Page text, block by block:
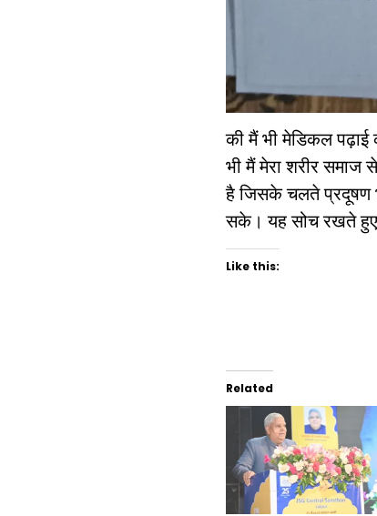
की मैं भी मेडिकल
भी मैं मेरा शरीर
है जिसके चलते प्रदूषण
सके। यह सोच रखते हुए
Like this:
Related